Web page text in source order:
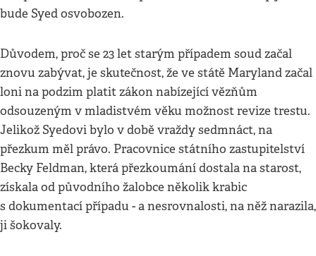
bude Syed osvobozen.
Důvodem, proč se 23 let starým případem soud začal
znovu zabývat, je skutečnost, že ve státě Maryland začal
loni na podzim platit zákon nabízející vězňům
odsouzeným v mladistvém věku možnost revize trestu.
Jelikož Syedovi bylo v době vraždy sedmnáct, na
přezkum měl právo. Pracovnice státního zastupitelství
Becky Feldman, která přezkoumání dostala na starost,
získala od původního žalobce několik krabic
s dokumentací případu - a nesrovnalosti, na něž narazila,
ji šokovaly.